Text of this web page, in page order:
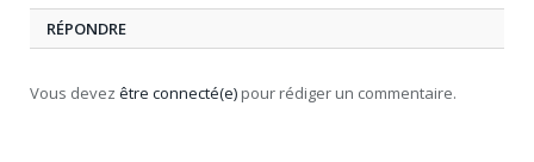
RÉPONDRE
Vous devez être connecté(e) pour rédiger un commentaire.